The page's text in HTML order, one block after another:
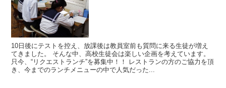
10日後にテストを控え、放課後は教員室前も質問に来る生徒が増え
てきました。 そんな中、高校生徒会は楽しい企画を考えています。
只今、“リクエストランチ”を募集中！！ レストランの方のご協力を頂
き、今までのランチメニューの中で人気だった...